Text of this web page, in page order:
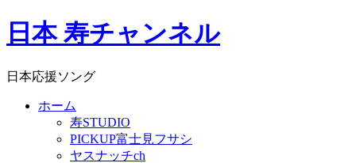
Skip
to日本 寿チャンネル
日本応援ソング
ホーム
寿STUDIO
PICKUP富士見フサシ
ヤスナッチch